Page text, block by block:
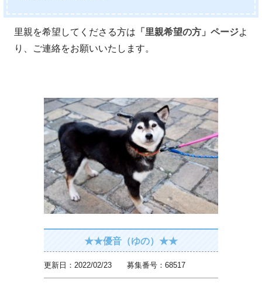
里親を希望してくださる方は 「里親希望の方」ページよ
り、ご連絡をお願いいたします。
★★優音（ゆの）★★
更新日：2022/02/23 募集番号：68517